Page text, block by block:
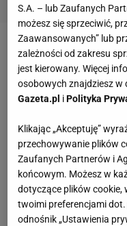
Kwadrans później
po goluRoberta
świetnie odnalazł
Lewandowski
pewnym strzałem
na skuteczną
S.A. – lub Zaufanych
możesz się sprzeciwić,
Zaawansowanych” lub
zależności od zakresu
jest kierowany. Więcej
osobowych znajdziesz w
Gazeta.pl iPolityka
Klikając „Akceptuję”
przechowywanie plików
Zaufanych Partnerów i
końcowym. Możesz w
dotyczące plików cookie,
twoimi preferencjami
odnośnik „Ustawienia